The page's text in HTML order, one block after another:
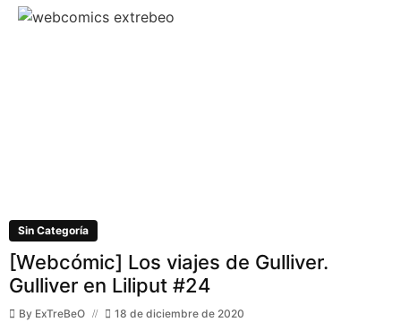
Sin Categoría
[Webcómic] Los viajes de Gulliver.
Gulliver en Liliput #24
By ExTreBeO 18 de diciembre de 2020